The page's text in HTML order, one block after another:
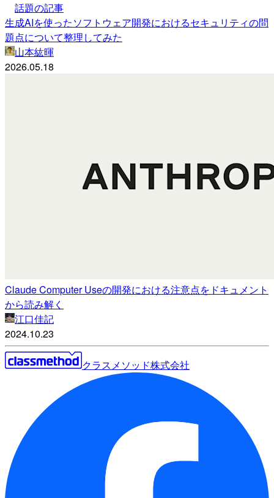
話題の記事
生成AIを使ったソフトウェア開発におけるセキュリティの問
題点について整理してみた
山本紘暉
2026.05.18
Claude Computer Useの開発における注意点をドキュメント
から読み解く
江口佳記
2024.10.23
クラスメソッド株式会社